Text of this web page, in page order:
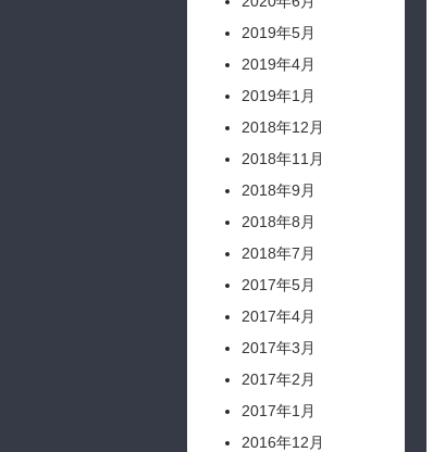
2019年5月
2019年4月
2019年1月
2018年12月
2018年11月
2018年9月
2018年8月
2018年7月
2017年5月
2017年4月
2017年3月
2017年2月
2017年1月
2016年12月